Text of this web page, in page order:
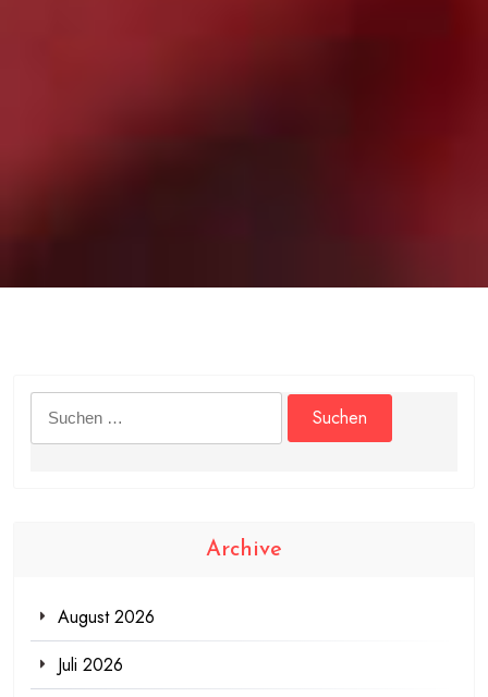
Archive
August 2026
Juli 2026